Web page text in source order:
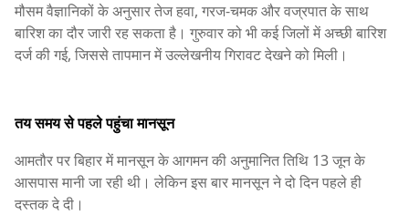
मौसम वैज्ञानिकों के अनुसार तेज हवा, गरज-चमक और वज्रपात के साथ
बारिश का दौर जारी रह सकता है। गुरुवार को भी कई जिलों में अच्छी बारिश
दर्ज की गई, जिससे तापमान में उल्लेखनीय गिरावट देखने को मिली।
तय समय से पहले पहुंचा मानसून
आमतौर पर बिहार में मानसून के आगमन की अनुमानित तिथि 13 जून के
आसपास मानी जा रही थी। लेकिन इस बार मानसून ने दो दिन पहले ही
दस्तक दे दी।